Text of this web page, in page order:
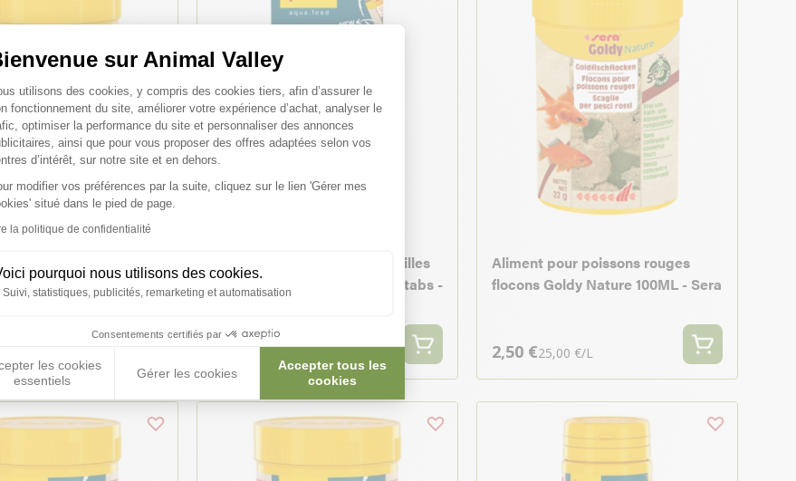
sur Animal Valley
de Gestion du Consentement : Personnalisez vos Options
utilisons des cookies, y compris des cookies tiers, afin d’assurer le
fonctionnement du site, améliorer votre expérience d’achat, analyser le
optimiser la performance du site et personnaliser des annonces
ainsi que pour vous proposer des offres adaptées selon vos
d’intérêt, sur notre site et en dehors.
modifier vos préférences par la suite, cliquez sur le lien 'Gérer mes
situé dans le pied de page.
la politique de confidentialité
pourquoi nous utilisons des cookies.
Suivi, statistiques, publicités, remarketing et automatisation
Consentements certifiés par
les cookies
essentiels
Gérer les cookies
Accepter tous les
cookies
Axeptio consent
silures et loches
Tabs Nature 64g -
Friandise pour poissons pastilles
adhésives O-Nip Stickies 24 tabs -
Aliment pour poissons rouges
flocons Goldy Nature 100ML - Sera
2,50 €25,00 €/L